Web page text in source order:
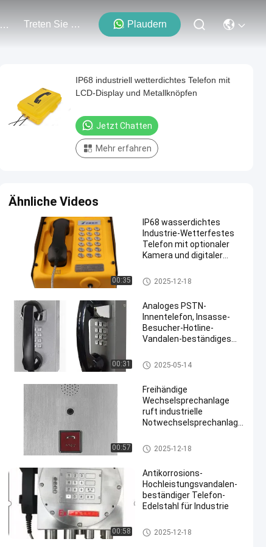
Veranstaltungen Treten Sie Mit Uns In Verbindung Plaudern
IP68 industriell wetterdichtes Telefon mit
LCD-Display und Metallknöpfen
Jetzt Chatten
Mehr erfahren
Ähnliche Videos
00:35
IP68 wasserdichtes
Industrie-Wetterfestes
Telefon mit optionaler
Kamera und digitaler
Notfalleinsatz im Freien
Industrielles wetterfestes Tele
fon
2025-12-18
00:31
Analoges PSTN-
Innentelefon, Insasse-
Besucher-Hotline-
Vandalen-beständiges
Vandalen-beständiges Telefon
2025-05-14
00:57
Freihändige
Wechselsprechanlage
ruft industrielle
Notwechselsprechanlage
Hilfepunkt-Intercom
2025-12-18
00:58
Antikorrosions-
Hochleistungsvandalen-
beständiger Telefon-
Edelstahl für Industrie
Notrufbox
2025-12-18